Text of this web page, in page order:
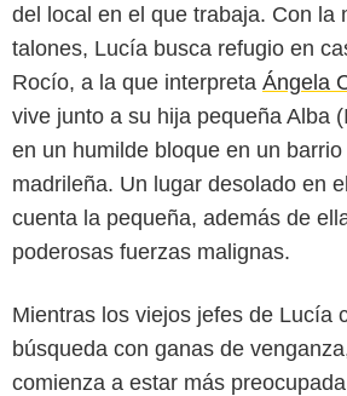
del local en el que trabaja. Con la
talones, Lucía busca refugio en
Rocío, a la que interpreta Ángela
vive junto a su hija pequeña Alba
en un humilde bloque en un
madrileña. Un lugar desolado en
cuenta la pequeña, además de
poderosas fuerzas malignas.
Mientras los viejos jefes de Lucía
búsqueda con ganas de
comienza a estar más